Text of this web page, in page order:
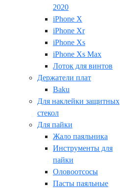
2020
iPhone X
iPhone Xr
iPhone Xs
iPhone Xs Max
Лоток для винтов
Держатели плат
Baku
Для наклейки защитных
стекол
Для пайки
Жало паяльника
Инструменты для
пайки
Оловоотсосы
Пасты паяльные